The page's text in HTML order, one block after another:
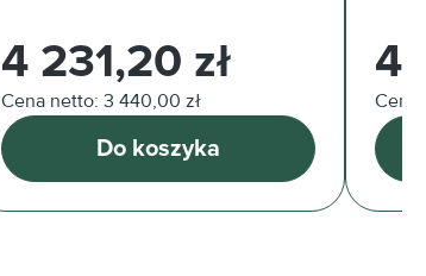
Cena regularna:
4 231,20 zł
Cena netto: 3 440,00 zł
Do koszyka
Cena